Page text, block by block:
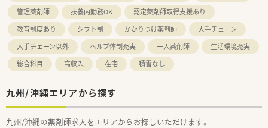
管理薬剤師
扶養内勤務OK
認定薬剤師取得支援あり
教育制度あり
シフト制 かかりつけ薬剤師
大手チェーン
大手チェーン以外
ヘルプ体制充実 一人薬剤師
生活環境充実
総合科目
高収入 在宅 積雪なし
九州/沖縄エリアから探す
九州/沖縄の薬剤師求人をエリアからお探しいただけます。